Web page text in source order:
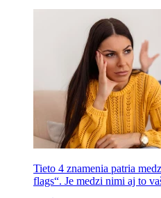
Tieto 4 znamenia patria
flags“. Je medzi nimi aj to